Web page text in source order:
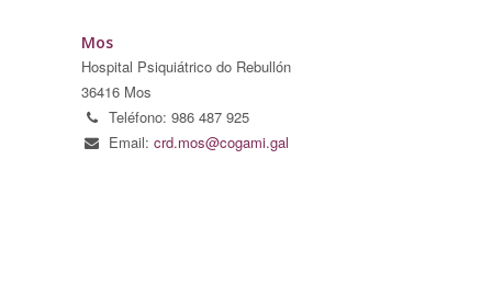
Mos
Hospital Psiquiátrico do Rebullón
36416 Mos
Teléfono: 986 487 925
Email: crd.mos@cogami.gal